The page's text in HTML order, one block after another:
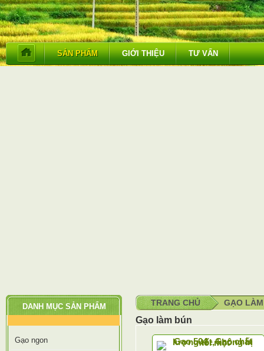
SẢN PHẨM GIỚI THIỆU TƯ VẤN
DANH MỤC SẢN PHẨM
Gạo ngon
TRANG CHỦ GẠO
Gạo làm bún